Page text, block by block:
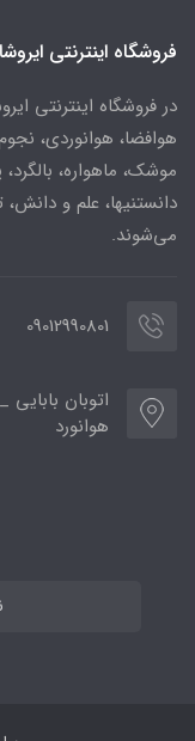
فروشگاه اینترنتی
در فروشگاه اینترنتی
هوافضا، هوانوردی،
موشک، ماهواره، بالگرد،
دانستنیها، علم و
می‌شوند.
09012990801
هوانورد